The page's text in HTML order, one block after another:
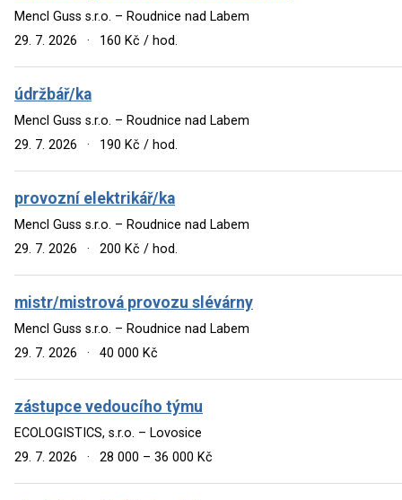
Mencl Guss s.r.o. – Roudnice nad Labem
29. 7. 2026
· 160 Kč / hod.
údržbář/ka
Mencl Guss s.r.o. – Roudnice nad Labem
29. 7. 2026
· 190 Kč / hod.
provozní elektrikář/ka
Mencl Guss s.r.o. – Roudnice nad Labem
29. 7. 2026
· 200 Kč / hod.
mistr/mistrová provozu slévárny
Mencl Guss s.r.o. – Roudnice nad Labem
29. 7. 2026
· 40 000 Kč
zástupce vedoucího týmu
ECOLOGISTICS, s.r.o. – Lovosice
29. 7. 2026
· 28 000 – 36 000 Kč